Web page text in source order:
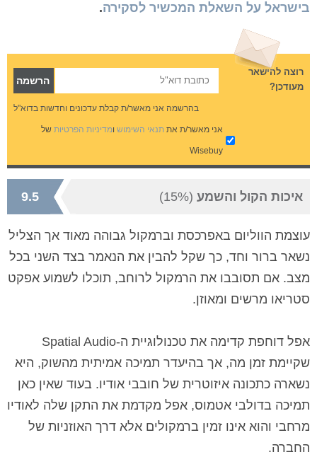
בישראל על השאלת המכשיר לסקירה.
רוצה להישאר
מעודכן?
בהרשמה אני מאשר/ת קבלת עדכונים וחדשות בדוא"ל
אני מאשר/ת אתתנאי השימוש ומדיניות הפרטיות של
Wisebuy
איכות הקול והשמע (15%)
9.5
עוצמת הווליום באפרכסת וברמקול גבוהה מאוד אך הצליל
נשאר ברור וחד, כך שקל להבין את הנאמר בצד השני בכל
מצב. אם תסובבו את הרמקול לרוחב, תוכלו לשמוע אפקט
סטריאו מרשים ומאוזן.
אפל דוחפת קדימה את טכנולוגיית ה-Spatial Audio
שקיימת זמן מה, אך בהיעדר תמיכה אמיתית מהשוק, היא
נשארה כתכונה איזוטרית של חובבי אודיו. בעוד שאין כאן
תמיכה בדולבי אטמוס, אפל מקדמת את התקן שלה לאודיו
מרחבי והוא אינו זמין ברמקולים אלא דרך האוזניות של
החברה.